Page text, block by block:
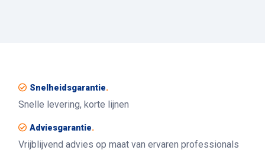
Snelheidsgarantie.
Snelle levering, korte lijnen
Adviesgarantie.
Vrijblijvend advies op maat van ervaren professionals